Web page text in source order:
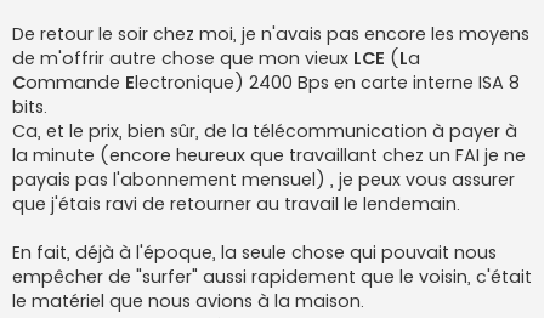
De retour le soir chez moi, je n'avais pas encore les moyens
de m'offrir autre chose que mon vieux LCE ( La
Commande Electronique) 2400 Bps en carte interne ISA 8
bits.
Ca, et le prix, bien sûr, de la télécommunication à payer à
la minute (encore heureux que travaillant chez un FAI je ne
payais pas l'abonnement mensuel) , je peux vous assurer
que j'étais ravi de retourner au travail le lendemain.
En fait, déjà à l'époque, la seule chose qui pouvait nous
empêcher de "surfer" aussi rapidement que le voisin, c'était
le matériel que nous avions à la maison.